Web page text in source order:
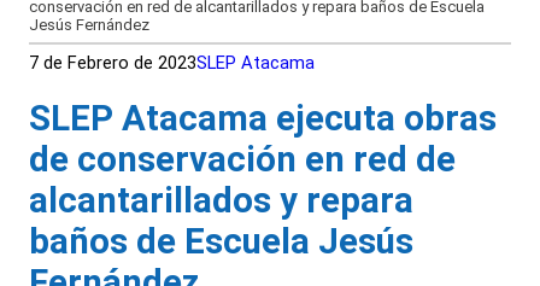
conservación en red de alcantarillados y repara baños de Escuela
Jesús Fernández
7 de Febrero de 2023SLEP Atacama
SLEP Atacama ejecuta obras
de conservación en red de
alcantarillados y repara
baños de Escuela Jesús